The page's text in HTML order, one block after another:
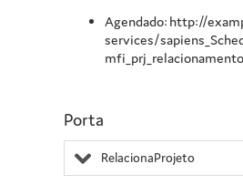
Agendado: http://
services/
Porta
RelacionaProjeto